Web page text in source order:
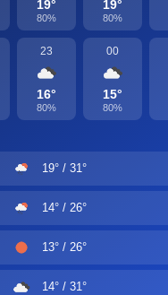
19°
80%
19°
80%
23
16°
80%
00
15°
80%
19° / 31°
14° / 26°
13° / 26°
14° / 31°